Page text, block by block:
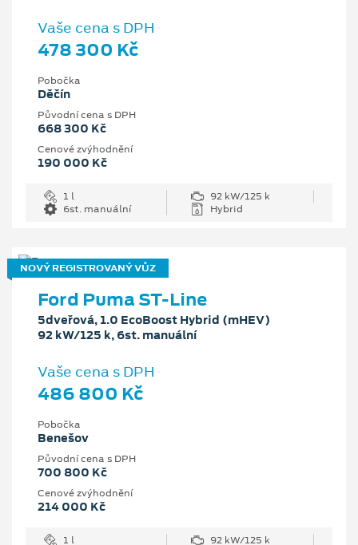
Vaše cena s DPH
478 300 Kč
Pobočka
Děčín
Původní cena s DPH
668 300 Kč
Cenové zvýhodnění
190 000 Kč
1 l
92 kW/125 k
6st. manuální
Hybrid
NOVÝ REGISTROVANÝ VŮZ
Ford Puma ST-Line
5dveřová, 1.0 EcoBoost Hybrid (mHEV)
92 kW/125 k, 6st. manuální
Vaše cena s DPH
486 800 Kč
Pobočka
Benešov
Původní cena s DPH
700 800 Kč
Cenové zvýhodnění
214 000 Kč
1 l
92 kW/125 k